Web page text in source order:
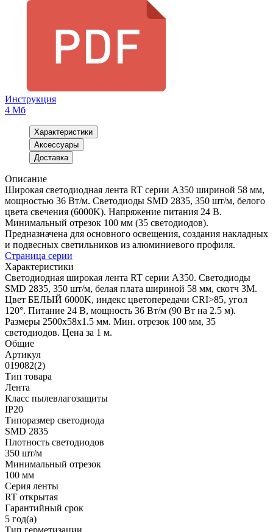
Инструкция
4 Мб
Характеристики
Аксессуары
Доставка
Описание
Широкая светодиодная лента RT серии A350 шириной 58 мм,
мощностью 36 Вт/м. Светодиоды SMD 2835, 350 шт/м, белого
цвета свечения (6000K). Напряжение питания 24 В.
Минимальный отрезок 100 мм (35 светодиодов).
Предназначена для основного освещения, создания накладных
и подвесных светильников из алюминиевого профиля.
Страница серии
Характеристики
Светодиодная широкая лента RT серии A350. Светодиоды
SMD 2835, 350 шт/м, белая плата шириной 58 мм, скотч 3M.
Цвет БЕЛЫЙ 6000K, индекс цветопередачи CRI>85, угол
120°. Питание 24 В, мощность 36 Вт/м (90 Вт на 2.5 м).
Размеры 2500x58x1.5 мм. Мин. отрезок 100 мм, 35
светодиодов. Цена за 1 м.
Общие
Артикул
019082(2)
Тип товара
Лента
Класс пылевлагозащиты
IP20
Типоразмер светодиода
SMD 2835
Плотность светодиодов
350 шт/м
Минимальный отрезок
100 мм
Серия ленты
RT открытая
Гарантийный срок
5 год(а)
Тип герметизации